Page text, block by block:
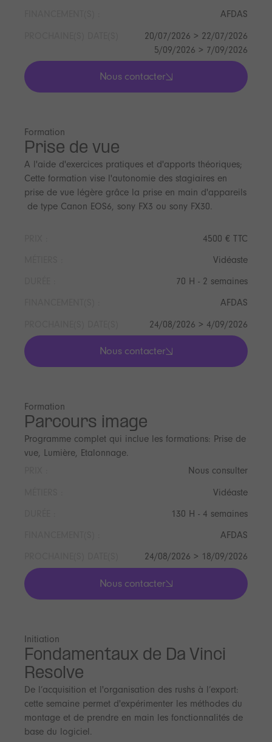
AFDAS
20/07/2026 > 22/07/2026
5/09/2026 > 7/09/2026
lis les actualités
Nous contacter
Formation
Prise de vue
A l'aide d'exercices pratiques et d'apports théoriques;
Cette formation vise l'autonomie des stagiaires en
prise de vue légère grâce la prise en main d'appareils
de type Canon EOS6, sony FX3 ou sony FX30.
4500 € TTC
Vidéaste
70 H - 2 semaines
AFDAS
24/08/2026 > 4/09/2026
lis les actualités
Nous contacter
Formation
Parcours image
Programme complet qui inclue les formations: Prise de
vue, Lumière, Etalonnage.
Nous consulter
Vidéaste
130 H - 4 semaines
AFDAS
24/08/2026 > 18/09/2026
lis les actualités
Nous contacter
Initiation
Fondamentaux de Da Vinci
Resolve
De l’acquisition et l'organisation des rushs à l’export:
cette semaine permet d'expérimenter les méthodes du
montage et de prendre en main les fonctionnalités de
base du logiciel.